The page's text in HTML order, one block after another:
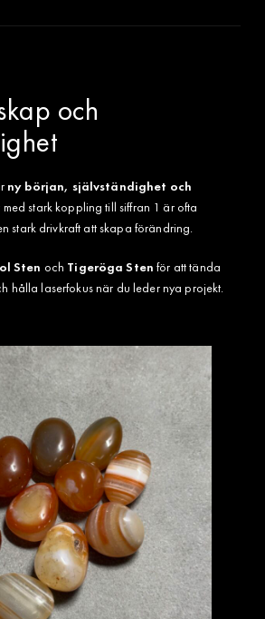
och
ny början, självständighet och
stark koppling till siffran 1 är ofta
stark drivkraft att skapa förändring.
Sten och Tigeröga Sten för att tända
hålla laserfokus när du leder nya projekt.